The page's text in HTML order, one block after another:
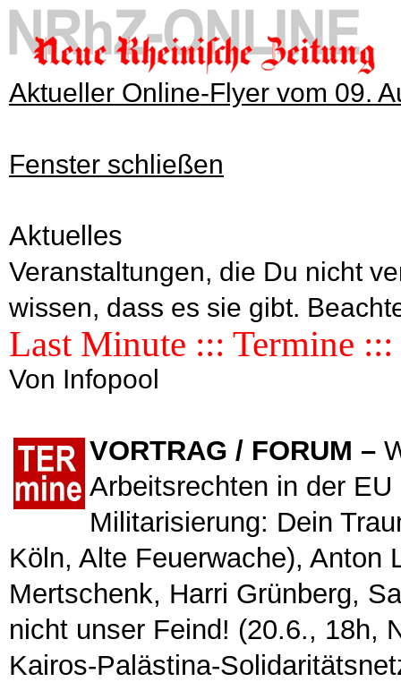
Aktueller Online-Flyer vom 09.
Fenster schließen
Aktuelles
Veranstaltungen, die Du nicht
wissen, dass es sie gibt.
Last Minute ::: Termine :::
Von Infopool
VORTRAG / FORUM –
Arbeitsrechten in der
Militarisierung: Dein
Köln, Alte Feuerwache), Anton
Mertschenk, Harri Grünberg,
nicht unser Feind! (20.6., 18h,
Kairos-Palästina-